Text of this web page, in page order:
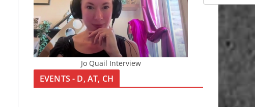
Jo Quail Interview
EVENTS - D, AT, CH